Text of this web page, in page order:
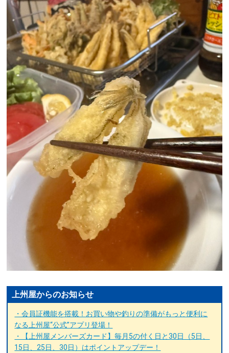
上州屋からのお知らせ
・会員証機能を搭載！お買い物や釣りの準備がもっと便利に
なる上州屋“公式”アプリ登場！
・【上州屋メンバーズカード】毎月5の付く日と30日（5日、
15日、25日、30日）はポイントアップデー！